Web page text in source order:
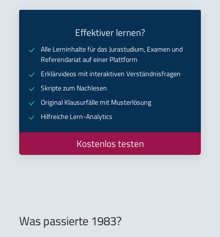
Effektiver lernen?
Alle Lerninhalte für das Jurastudium, Examen und
Referendariat auf einer Plattform
Erklärvideos mit interaktiven Verständnisfragen
Skripte zum Nachlesen
Original Klausurfälle mit Musterlösung
Hilfreiche Lern-Analytics
Kostenlos testen
Was passierte 1983?